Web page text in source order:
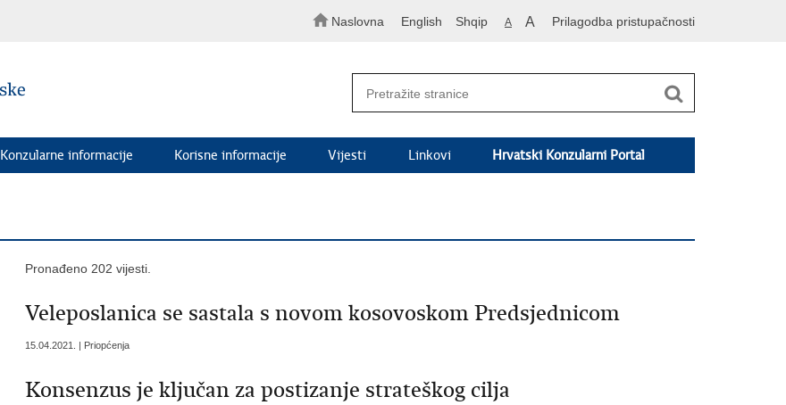
Naslovna English Shqip A A Prilagodba pristupačnosti
Konzularne informacije Korisne informacije Vijesti Linkovi Hrvatski Konzularni Portal
Pronađeno 202 vijesti.
Veleposlanica se sastala s novom kosovoskom Predsjednicom
15.04.2021. | Priopćenja
Konsenzus je ključan za postizanje strateškog cilja